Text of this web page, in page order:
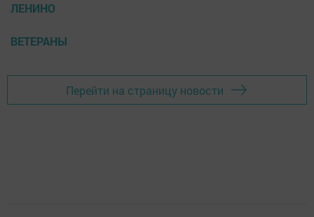
ЛЕНИНО
ВЕТЕРАНЫ
Перейти на страницу новости